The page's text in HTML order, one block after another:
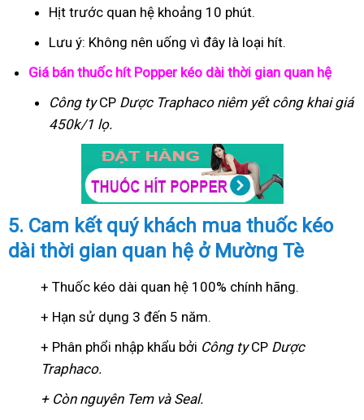
Hịt trước quan hệ khoảng 10 phút.
Lưu ý: Không nên uống vì đây là loại hít.
Giá bán thuốc hít Popper kéo dài thời gian quan hệ
Công tyCP Dược Traphaconiêm yết công khai giá
450k/1 lọ.
5. Cam kết quý khách mua thuốc kéo
dài thời gian quan hệ ở Mường Tè
+ Thuốc kéo dài quan hệ 100% chính hãng.
+ Hạn sử dụng 3 đến 5 năm.
+ Phân phổi nhập khẩu bởi Công tyCP Dược
Traphaco.
+ Còn nguyên Tem và Seal.